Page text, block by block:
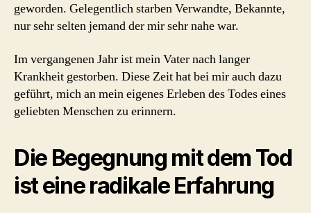
geworden. Gelegentlich starben Verwandte, Bekannte,
nur sehr selten jemand der mir sehr nahe war.
Im vergangenen Jahr ist mein Vater nach langer
Krankheit gestorben. Diese Zeit hat bei mir auch dazu
geführt, mich an mein eigenes Erleben des Todes eines
geliebten Menschen zu erinnern.
Die Begegnung mit dem Tod
ist eine radikale Erfahrung